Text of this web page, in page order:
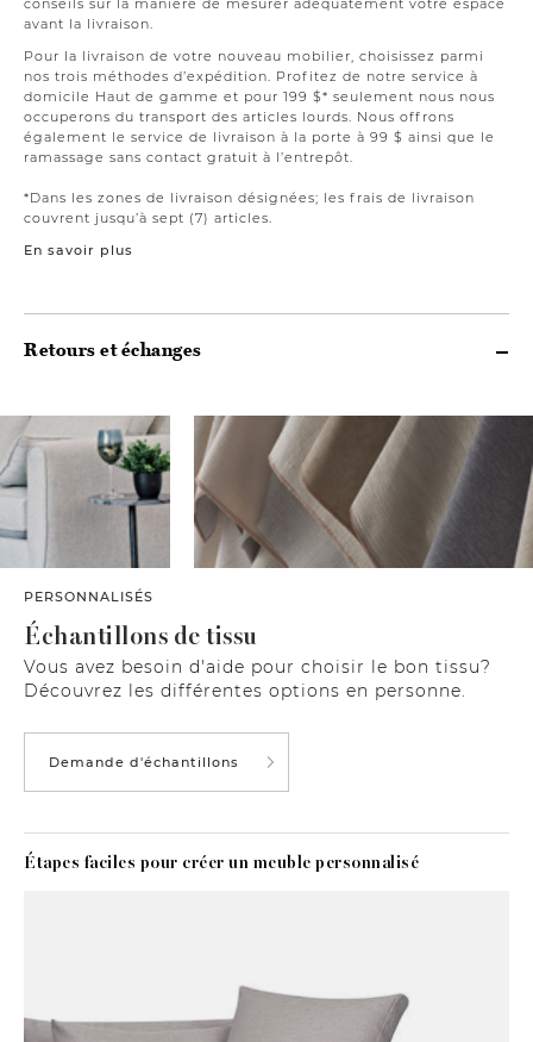
conseils sur la manière de mesurer adéquatement votre espace
avant la livraison.
Pour la livraison de votre nouveau mobilier, choisissez parmi
nos trois méthodes d’expédition. Profitez de notre service à
domicile Haut de gamme et pour 199 $* seulement nous nous
occuperons du transport des articles lourds. Nous offrons
également le service de livraison à la porte à 99 $ ainsi que le
ramassage sans contact gratuit à l’entrepôt.
*Dans les zones de livraison désignées; les frais de livraison
couvrent jusqu’à sept (7) articles.
En savoir plus
Retours et échanges
PERSONNALISÉS
Échantillons de tissu
Vous avez besoin d'aide pour choisir le bon tissu?
Découvrez les différentes options en personne.
Demande d'échantillons
Étapes faciles pour créer un meuble personnalisé